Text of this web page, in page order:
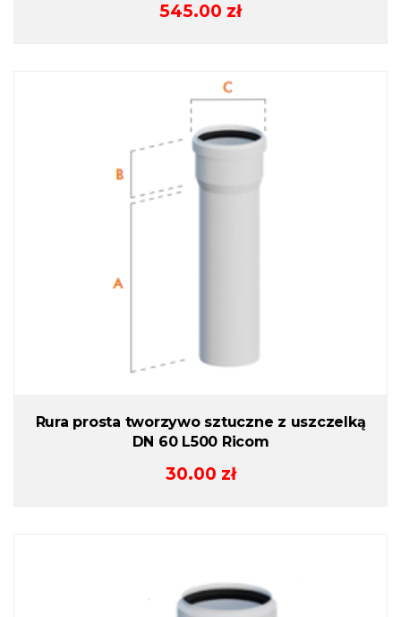
545.00 zł
Rura prosta tworzywo sztuczne z uszczelką
DN 60 L500 Ricom
30.00 zł